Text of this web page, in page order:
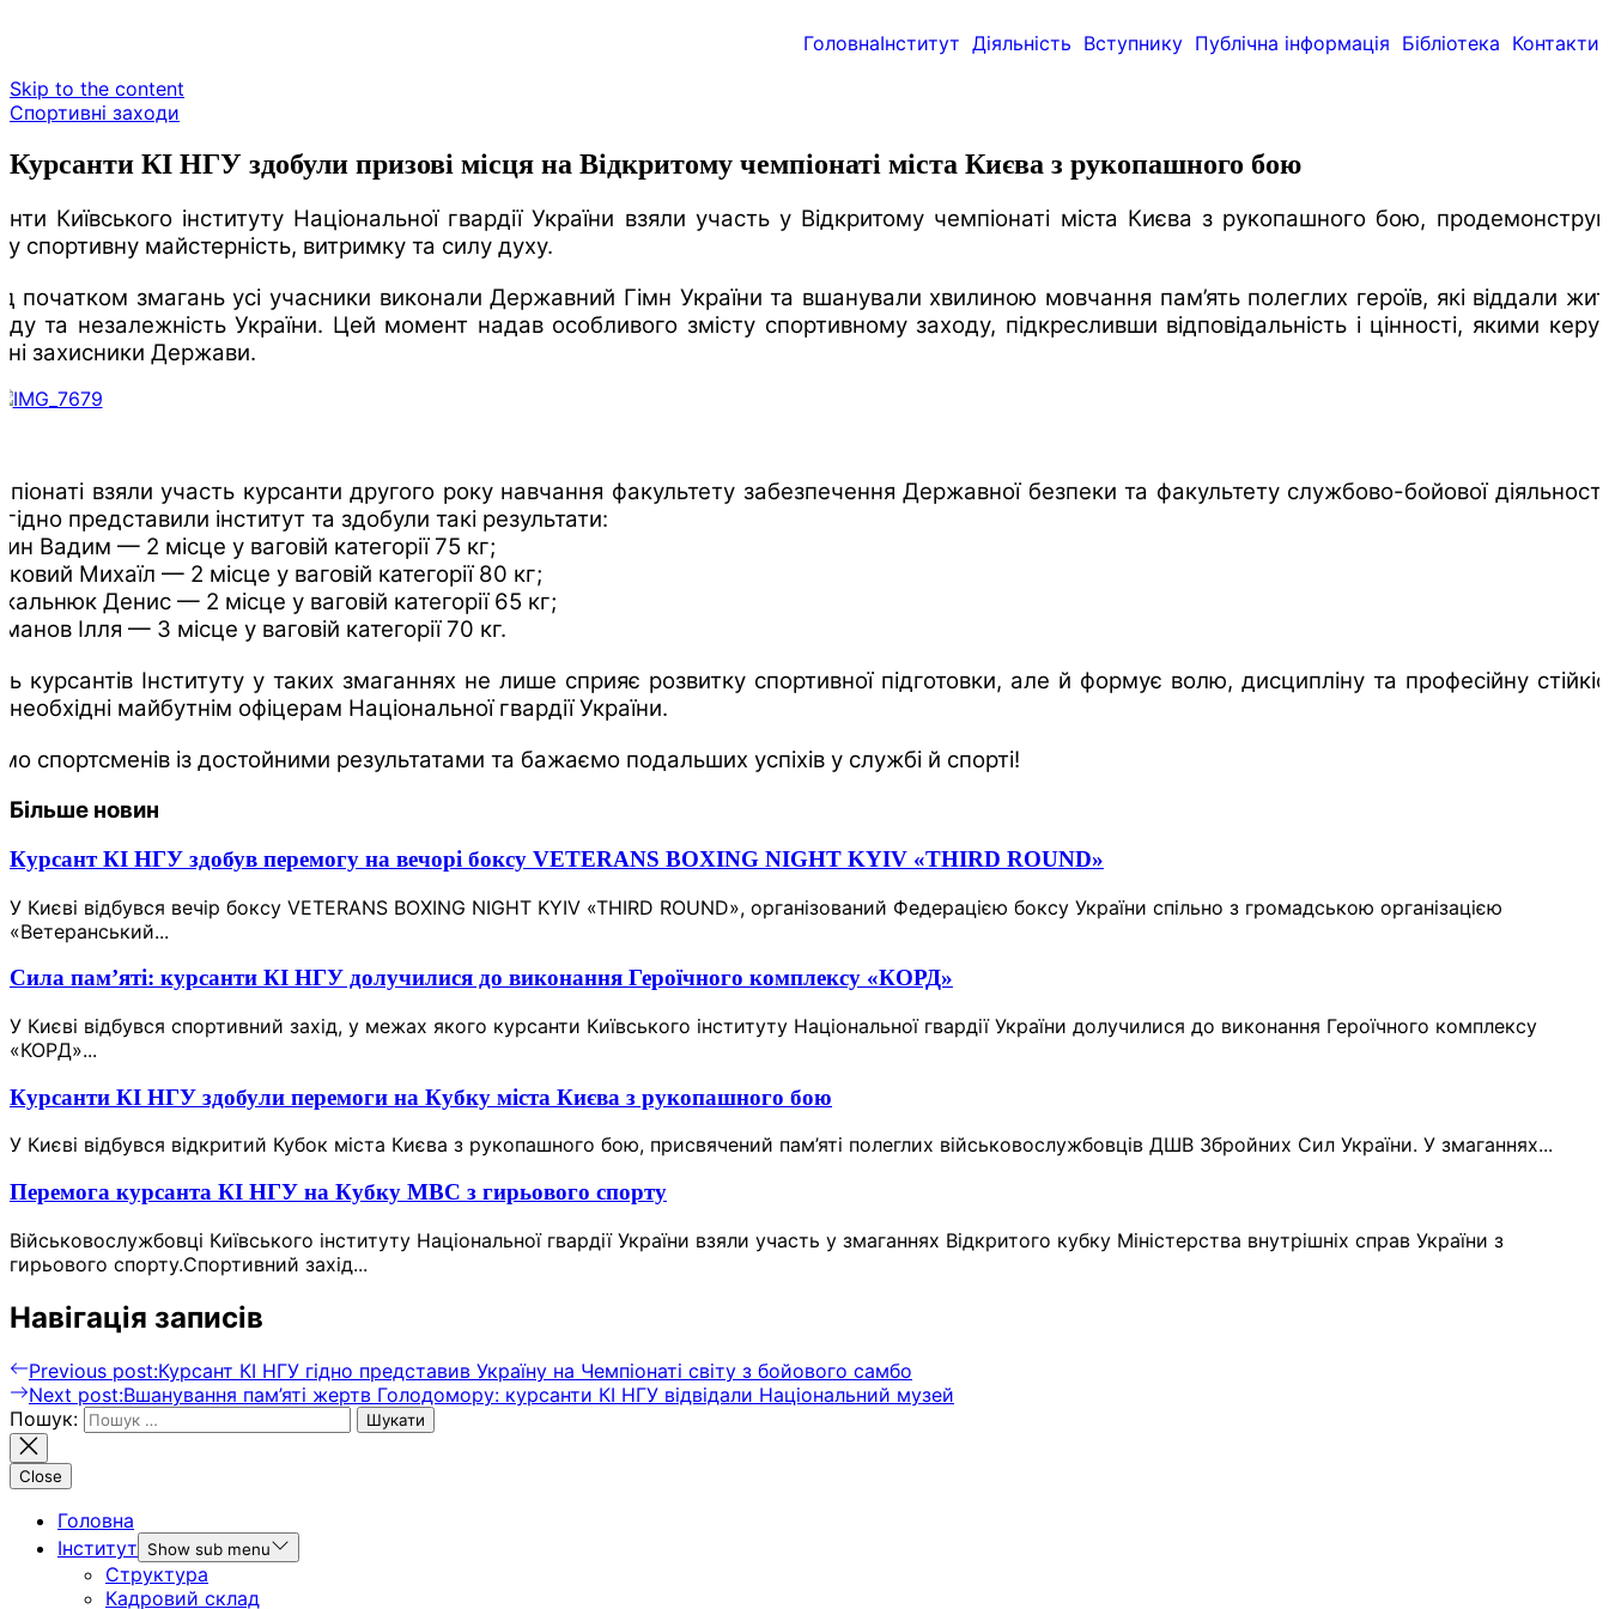
ГоловнаІнститут Діяльність Вступнику Публічна інформація Бібліотека Контакти
Skip to the content
Спортивні заходи
Курсанти КІ НГУ здобули призові місця на Відкритому чемпіонаті міста Києва з рукопашного бою
Київського інституту Національної гвардії України взяли участь у Відкритому чемпіонаті міста Києва з рукопашного бою,
спортивну майстерність, витримку та силу духу.
початком змагань усі учасники виконали Державний Гімн України та вшанували хвилиною мовчання пам’ять полеглих героїв, які віддали
та незалежність України. Цей момент надав особливого змісту спортивному заходу, підкресливши відповідальність і цінності, якими
захисники Держави.
взяли участь курсанти другого року навчання факультету забезпечення Державної безпеки та факультету службово-бойової
представили інститут та здобули такі результати:
Вадим — 2 місце у ваговій категорії 75 кг;
Михаїл — 2 місце у ваговій категорії 80 кг;
Денис — 2 місце у ваговій категорії 65 кг;
Ілля — 3 місце у ваговій категорії 70 кг.
курсантів Інституту у таких змаганнях не лише сприяє розвитку спортивної підготовки, але й формує волю, дисципліну та професійну
майбутнім офіцерам Національної гвардії України.
спортсменів із достойними результатами та бажаємо подальших успіхів у службі й спорті!
Більше новин
Курсант КІ НГУ здобув перемогу на вечорі боксу VETERANS BOXING NIGHT KYIV «THIRD ROUND»
У Києві відбувся вечір боксу VETERANS BOXING NIGHT KYIV «THIRD ROUND», організований Федерацією боксу України спільно з громадською організацією
«Ветеранський...
Сила пам’яті: курсанти КІ НГУ долучилися до виконання Героїчного комплексу «КОРД»
У Києві відбувся спортивний захід, у межах якого курсанти Київського інституту Національної гвардії України долучилися до виконання Героїчного комплексу
«КОРД»...
Курсанти КІ НГУ здобули перемоги на Кубку міста Києва з рукопашного бою
У Києві відбувся відкритий Кубок міста Києва з рукопашного бою, присвячений пам’яті полеглих військовослужбовців ДШВ Збройних Сил України. У змаганнях...
Перемога курсанта КІ НГУ на Кубку МВС з гирьового спорту
Військовослужбовці Київського інституту Національної гвардії України взяли участь у змаганнях Відкритого кубку Міністерства внутрішніх справ України з
гирьового спорту.Спортивний захід...
Навігація записів
Previous post:Курсант КІ НГУ гідно представив Україну на Чемпіонаті світу з бойового самбо
Next post:Вшанування пам’яті жертв Голодомору: курсанти КІ НГУ відвідали Національний музей
Пошук:
Close
Головна
Інститут
Show sub menu
Структура
Кадровий склад